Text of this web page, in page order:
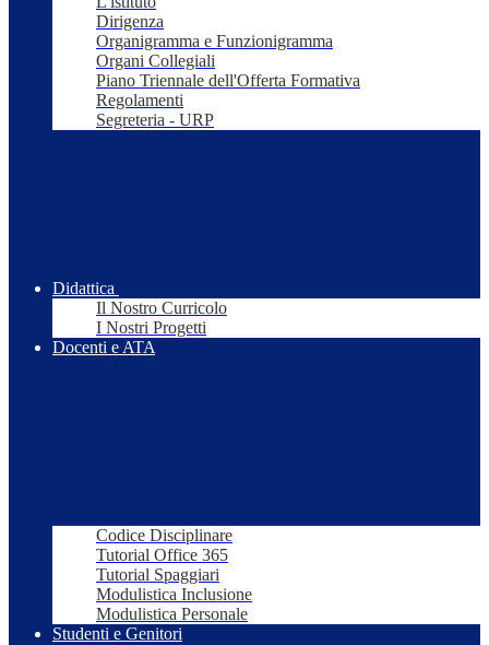
Dirigenza
Organigramma e Funzionigramma
Organi Collegiali
Piano Triennale dell'Offerta Formativa
Regolamenti
Segreteria - URP
Didattica
Il Nostro Curricolo
I Nostri Progetti
Docenti e ATA
Codice Disciplinare
Tutorial Office 365
Tutorial Spaggiari
Modulistica Inclusione
Modulistica Personale
Studenti e Genitori